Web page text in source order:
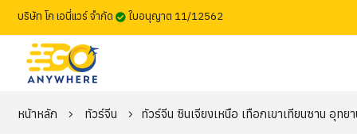
บริษัท โก เอนี่แวร์ จำกัด ใบอนุญาต 11/12562
หน้าหลัก ทัวร์จีน ทัวร์จีน ซินเจียงเหนือ เทือกเขาเทียนซาน อุท